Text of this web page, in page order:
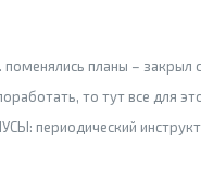
планы – закрыл
то тут все для
периодический